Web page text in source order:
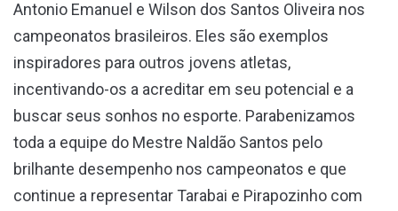
Antonio Emanuel e Wilson dos Santos Oliveira nos
campeonatos brasileiros. Eles são exemplos
inspiradores para outros jovens atletas,
incentivando-os a acreditar em seu potencial e a
buscar seus sonhos no esporte. Parabenizamos
toda a equipe do Mestre Naldão Santos pelo
brilhante desempenho nos campeonatos e que
continue a representar Tarabai e Pirapozinho com